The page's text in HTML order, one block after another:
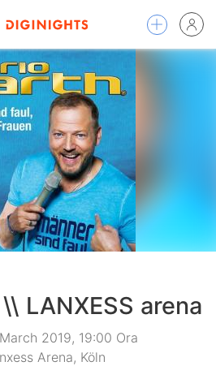
LANXESS arena
2019, 19:00 Ora
Arena, Köln